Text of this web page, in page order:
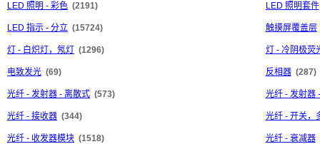
LED 照明 - 彩色 (2191) LED 照明套件
LED 指示 - 分立 (15724) 触摸屏覆盖层
灯 - 白炽灯，氖灯 (1296) 灯 - 冷阴极荧
电致发光 (69) 反相器 (287)
光纤 - 发射器 - 离散式 (573) 光纤 - 发射器
光纤 - 接收器 (344) 光纤 - 开关，
光纤 - 收发器模块 (1518) 光纤 - 衰减器